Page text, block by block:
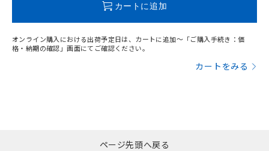
カートに追加
オンライン購入における出荷予定日は、カートに追加～「ご購入手続き：価
格・納期の確認」画面にてご確認ください。
カートをみる
ページ先頭へ戻る